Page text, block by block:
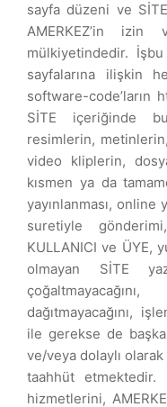
sayfa düzeni ve
AMERKEZ’in izin
mülkiyetindedir.
sayfalarına ilişkin
software-
SİTE içeriğinde
resimlerin,
video kliplerin,
kısmen ya da
yayınlanması, online
suretiyle gönderimi,
KULLANICI ve ÜYE,
olmayan SİTE
dağıtmayacağını,
ile gerekse de
ve/veya dolaylı
taahhüt etmektedir.
hizmetlerini,